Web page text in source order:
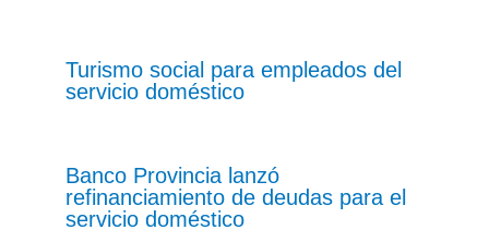
Turismo social para empleados del
servicio doméstico
Banco Provincia lanzó
refinanciamiento de deudas para el
servicio doméstico